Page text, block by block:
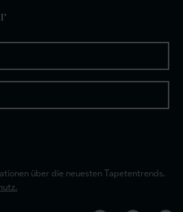
über die neuesten Tapetentrends.